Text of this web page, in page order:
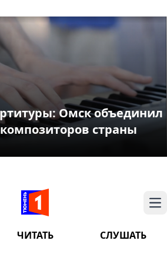
Омск объединил
страны
ЧИТАТЬ
СЛУШАТЬ